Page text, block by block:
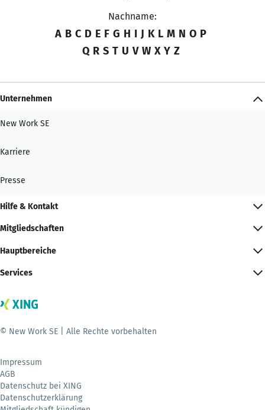
Nachname:
A B C D E F G H I J K L M N O P
Q R S T U V W X Y Z
Unternehmen
New Work SE
Karriere
Presse
Hilfe & Kontakt
Mitgliedschaften
Hauptbereiche
Services
© New Work SE | Alle Rechte vorbehalten
Impressum
AGB
Datenschutz bei XING
Datenschutzerklärung